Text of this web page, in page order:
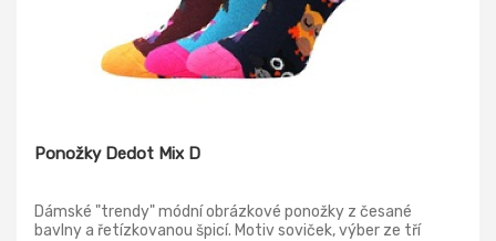
Ponožky Dedot Mix D
Dámské "trendy" módní obrázkové ponožky z česané
bavlny a řetízkovanou špicí. Motiv soviček, výber ze tří